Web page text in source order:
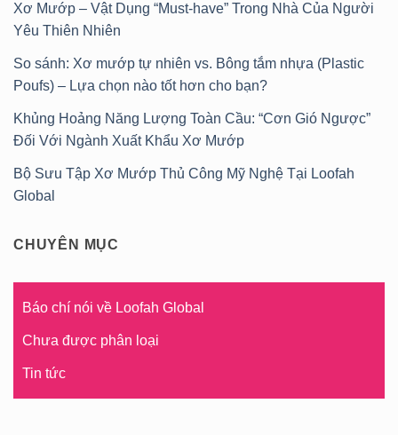
Xơ Mướp – Vật Dụng “Must-have” Trong Nhà Của Người
Yêu Thiên Nhiên
So sánh: Xơ mướp tự nhiên vs. Bông tắm nhựa (Plastic
Poufs) – Lựa chọn nào tốt hơn cho bạn?
Khủng Hoảng Năng Lượng Toàn Cầu: “Cơn Gió Ngược”
Đối Với Ngành Xuất Khẩu Xơ Mướp
Bộ Sưu Tập Xơ Mướp Thủ Công Mỹ Nghệ Tại Loofah
Global
CHUYÊN MỤC
Báo chí nói về Loofah Global
Chưa được phân loại
Tin tức